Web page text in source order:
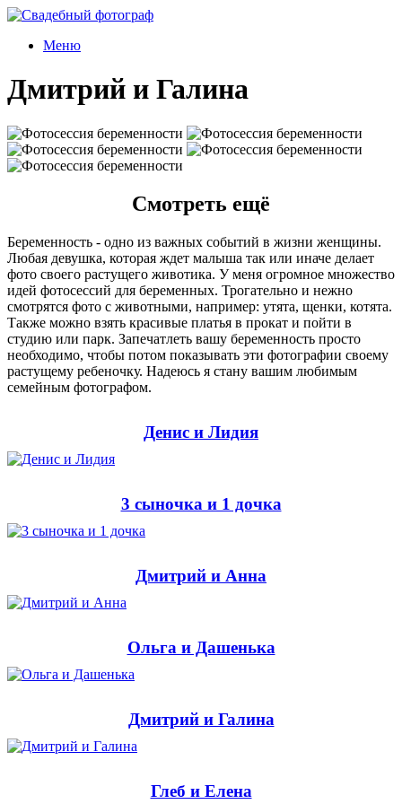
Меню
Дмитрий и Галина
Смотреть ещё
Беременность - одно из важных событий в жизни женщины.
Любая девушка, которая ждет малыша так или иначе делает
фото своего растущего животика. У меня огромное множество
идей фотосессий для беременных. Трогательно и нежно
смотрятся фото с животными, например: утята, щенки, котята.
Также можно взять красивые платья в прокат и пойти в
студию или парк. Запечатлеть вашу беременность просто
необходимо, чтобы потом показывать эти фотографии своему
растущему ребеночку. Надеюсь я стану вашим любимым
семейным фотографом.
Денис и Лидия
3 сыночка и 1 дочка
Дмитрий и Анна
Ольга и Дашенька
Дмитрий и Галина
Глеб и Елена